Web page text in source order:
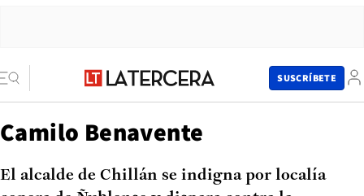
SUSCRÍBETE
Camilo Benavente
El alcalde de Chillán se indigna por localía